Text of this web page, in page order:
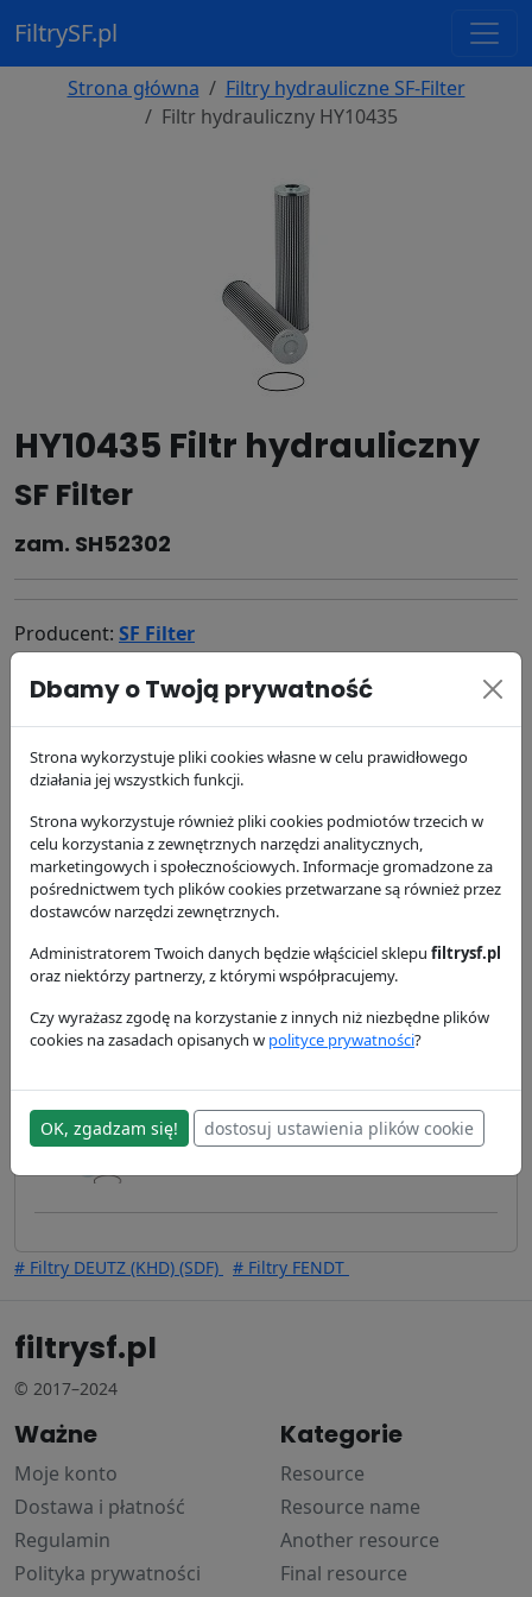
FiltrySF.pl
Strona główna
Filtry hydrauliczne SF-Filter
Filtr hydrauliczny HY10435
HY10435 Filtr hydrauliczny
SF Filter
zam. SH52302
Producent: SF Filter
Kod produktu: HY10435
292.18 zł
DODAJ DO KOSZYKA
dostępność:w magazynie
wysyłka:24/48 h
Zamienniki Cross Reference
Zastosowanie
Dostawa i płatność
Zamienniki - Filtr hydrauliczny HY10435
280,72 zł
SH52302Hifi Filter
# Filtry DEUTZ (KHD) (SDF) # Filtry FENDT
filtrysf.pl
© 2017–2024
Ważne
Moje konto
Dostawa i płatność
Regulamin
Polityka prywatności
Kategorie
Resource
Resource name
Another resource
Final resource
Dbamy o Twoją prywatność
Strona wykorzystuje pliki cookies własne w celu prawidłowego
działania jej wszystkich funkcji.
Strona wykorzystuje również pliki cookies podmiotów trzecich w
celu korzystania z zewnętrznych narzędzi analitycznych,
marketingowych i społecznościowych. Informacje gromadzone za
pośrednictwem tych plików cookies przetwarzane są również przez
dostawców narzędzi zewnętrznych.
Administratorem Twoich danych będzie włąściciel sklepu filtrysf.pl
oraz niektórzy partnerzy, z którymi współpracujemy.
Czy wyrażasz zgodę na korzystanie z innych niż niezbędne plików
cookies na zasadach opisanych w polityce prywatności?
OK, zgadzam się! dostosuj ustawienia plików cookie